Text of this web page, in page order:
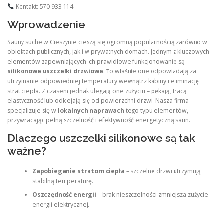
Kontakt: 570 933 114
Wprowadzenie
Sauny suche w Cieszynie cieszą się ogromną popularnością zarówno w
obiektach publicznych, jak i w prywatnych domach. Jednym z kluczowych
elementów zapewniających ich prawidłowe funkcjonowanie są
silikonowe uszczelki drzwiowe. To właśnie one odpowiadają za
utrzymanie odpowiedniej temperatury wewnątrz kabiny i eliminację
strat ciepła. Z czasem jednak ulegają one zużyciu – pękają, tracą
elastyczność lub odklejają się od powierzchni drzwi. Nasza firma
specjalizuje się w lokalnych naprawach tego typu elementów,
przywracając pełną szczelność i efektywność energetyczną saun.
Dlaczego uszczelki silikonowe są tak
ważne?
Zapobieganie stratom ciepła – szczelne drzwi utrzymują
stabilną temperaturę.
Oszczędność energii – brak nieszczelności zmniejsza zużycie
energii elektrycznej.